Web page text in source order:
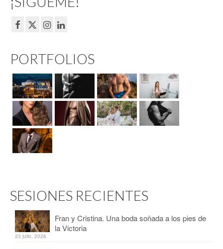
PORTFOLIOS
SESIONES RECIENTES
Fran y Cristina. Una boda soñada a los pies de
la Victoria
23 julio, 2026